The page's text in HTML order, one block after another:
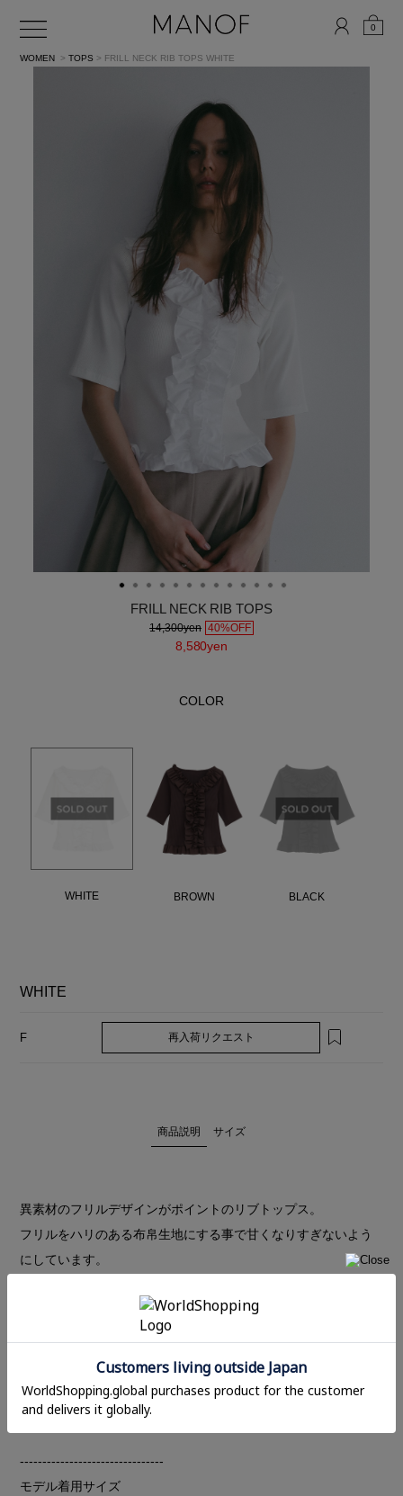
0
WOMEN >TOPS > FRILL NECK RIB TOPSWHITE
FRILL NECK RIB TOPS
14,300yen 40%OFF
8,580yen
COLOR
WHITE BROWN BLACK
WHITE
F 再入荷リクエスト
商品説明 サイズ
異素材のフリルデザインがポイントのリブトップス。
フリルをハリのある布帛生地にする事で甘くなりすぎないよう
にしています。
つ、胸元が開きすぎないほど良い大人なデザイン。
ベースのカットソー生地は薄手で真夏まで着ていただける素材
感。5分袖も落ち着いた印象に。
タイトシルエットなのでワイドパンツやフレアスカートなどボ
リュームあるアイテムとも好相性。
--------------------------------
モデル着用サイズ